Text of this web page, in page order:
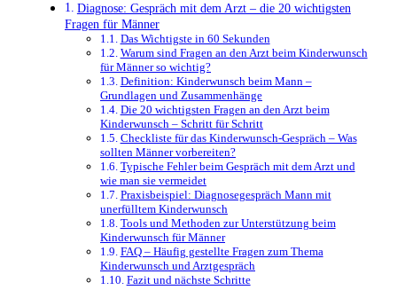
Diagnose: Gespräch mit dem Arzt – die 20 wichtigsten
Fragen für Männer
Das Wichtigste in 60 Sekunden
Warum sind Fragen an den Arzt beim Kinderwunsch
für Männer so wichtig?
Definition: Kinderwunsch beim Mann –
Grundlagen und Zusammenhänge
Die 20 wichtigsten Fragen an den Arzt beim
Kinderwunsch – Schritt für Schritt
Checkliste für das Kinderwunsch-Gespräch – Was
sollten Männer vorbereiten?
Typische Fehler beim Gespräch mit dem Arzt und
wie man sie vermeidet
Praxisbeispiel: Diagnosegespräch Mann mit
unerfülltem Kinderwunsch
Tools und Methoden zur Unterstützung beim
Kinderwunsch für Männer
FAQ – Häufig gestellte Fragen zum Thema
Kinderwunsch und Arztgespräch
Fazit und nächste Schritte